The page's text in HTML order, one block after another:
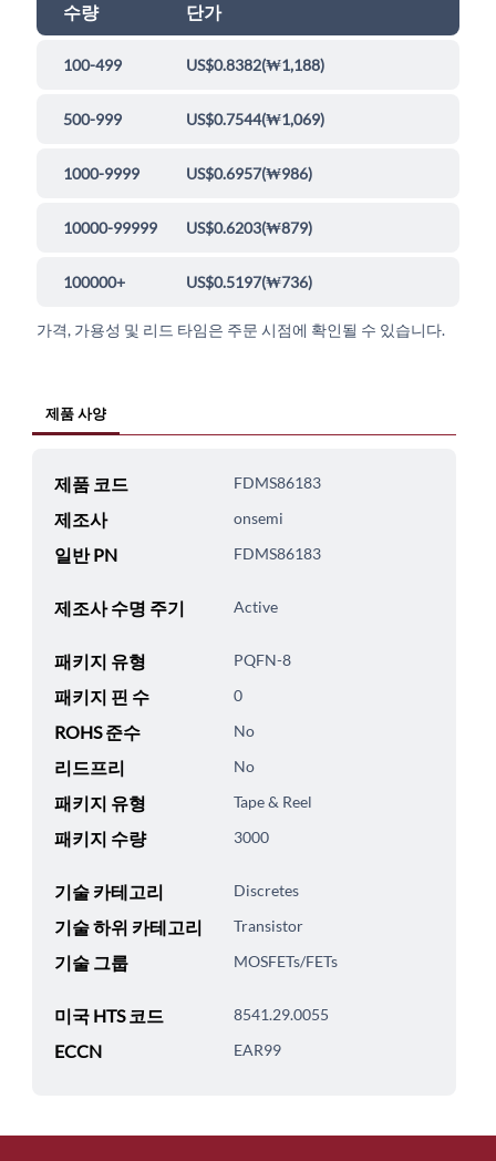
수량 단가
100-499 US$0.8382(₩1,188)
500-999 US$0.7544(₩1,069)
1000-9999 US$0.6957(₩986)
10000-99999 US$0.6203(₩879)
100000+ US$0.5197(₩736)
가격, 가용성 및 리드 타임은 주문 시점에 확인될 수 있습니다.
제품 사양
제품 코드 FDMS86183
제조사 onsemi
일반 PN FDMS86183
제조사 수명 주기 Active
패키지 유형 PQFN-8
패키지 핀 수 0
ROHS 준수 No
리드프리 No
패키지 유형 Tape & Reel
패키지 수량 3000
기술 카테고리 Discretes
기술 하위 카테고리 Transistor
기술 그룹 MOSFETs/FETs
미국 HTS 코드 8541.29.0055
ECCN EAR99